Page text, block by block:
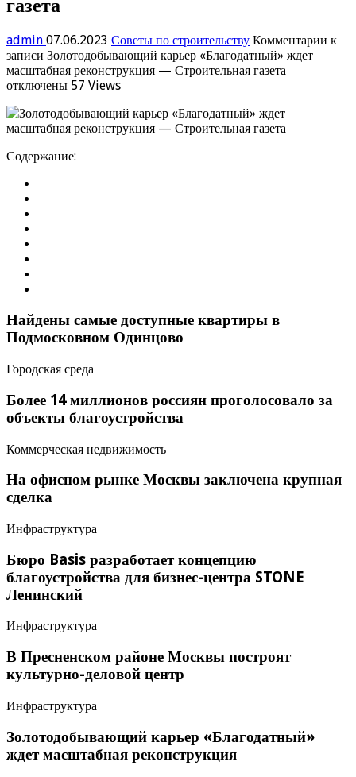
газета
admin 07.06.2023 Советы по строительству Комментарии к
записи Золотодобывающий карьер «Благодатный» ждет
масштабная реконструкция — Строительная газета
отключены 57 Views
Содержание:
Найдены самые доступные квартиры в
Подмосковном Одинцово
Городская среда
Более 14 миллионов россиян проголосовало за
объекты благоустройства
Коммерческая недвижимость
На офисном рынке Москвы заключена крупная
сделка
Инфраструктура
Бюро Basis разработает концепцию
благоустройства для бизнес-центра STONE
Ленинский
Инфраструктура
В Пресненском районе Москвы построят
культурно-деловой центр
Инфраструктура
Золотодобывающий карьер «Благодатный»
ждет масштабная реконструкция